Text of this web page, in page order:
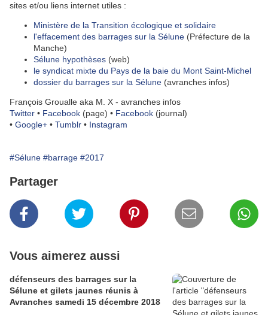
sites et/ou liens internet utiles :
Ministère de la Transition écologique et solidaire
l'effacement des barrages sur la Sélune (Préfecture de la
Manche)
Sélune hypothèses (web)
le syndicat mixte du Pays de la baie du Mont Saint-Michel
dossier du barrages sur la Sélune (avranches infos)
François Groualle aka M. X - avranches infos
Twitter • Facebook (page) • Facebook (journal)
• Google+ • Tumblr • Instagram
#Sélune #barrage #2017
Partager
Vous aimerez aussi
défenseurs des barrages sur la
Sélune et gilets jaunes réunis à
Avranches samedi 15 décembre 2018